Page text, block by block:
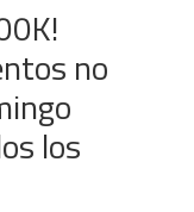
no
los